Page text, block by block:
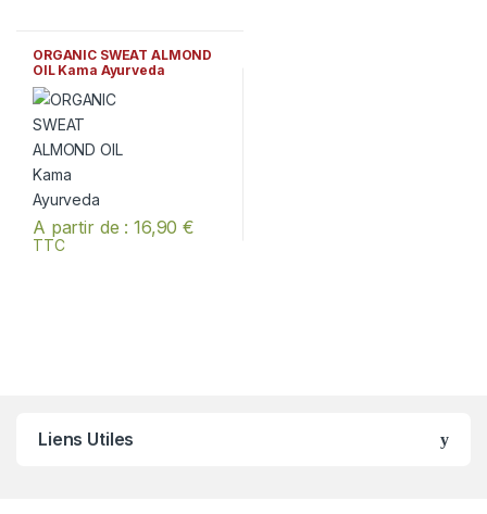
ORGANIC SWEAT ALMOND
OIL Kama Ayurveda
A partir de :16,90€
TTC
Ce produit a plusieurs variations. Les options peuvent être
Liens Utiles